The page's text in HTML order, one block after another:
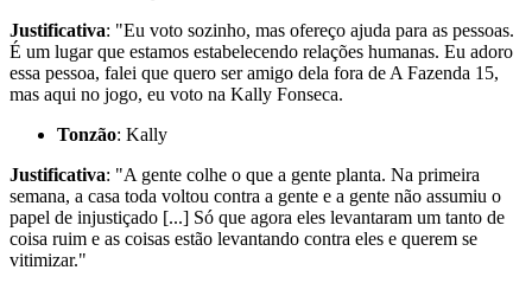
Justificativa: "Eu voto sozinho, mas ofereço ajuda para as pessoas.
É um lugar que estamos estabelecendo relações humanas. Eu adoro
essa pessoa, falei que quero ser amigo dela fora de A Fazenda 15,
mas aqui no jogo, eu voto na Kally Fonseca.
Tonzão: Kally
Justificativa: "A gente colhe o que a gente planta. Na primeira
semana, a casa toda voltou contra a gente e a gente não assumiu o
papel de injustiçado [...] Só que agora eles levantaram um tanto de
coisa ruim e as coisas estão levantando contra eles e querem se
vitimizar."